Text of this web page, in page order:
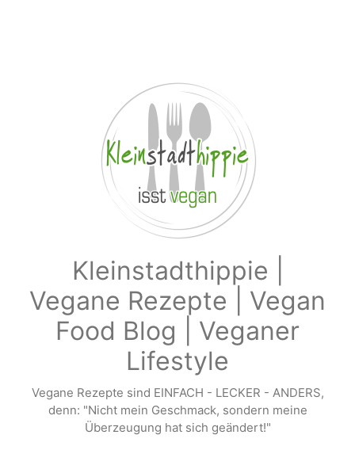
Kleinstadthippie |
Vegane Rezepte | Vegan
Food Blog | Veganer
Lifestyle
Vegane Rezepte sind EINFACH - LECKER - ANDERS,
denn: "Nicht mein Geschmack, sondern meine
Überzeugung hat sich geändert!"